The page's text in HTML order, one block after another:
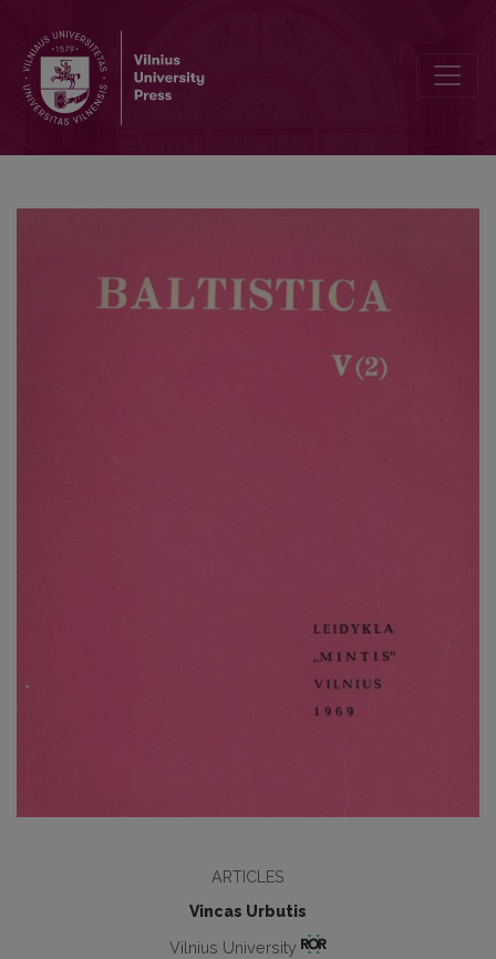
ARTICLES
Vincas Urbutis
Vilnius University